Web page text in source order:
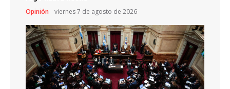
Opinión viernes 7 de agosto de 2026